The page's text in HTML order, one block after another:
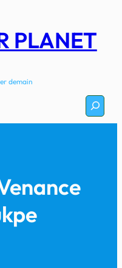
PLANET
demain